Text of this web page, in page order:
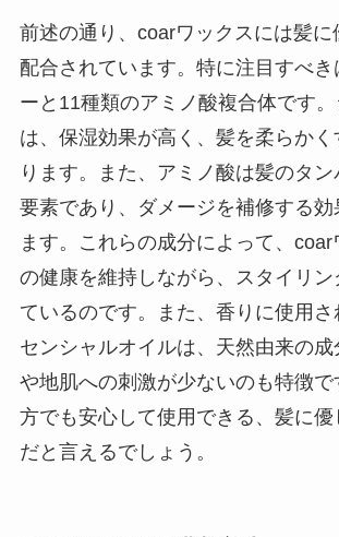
前述の通り、coarワックスには髪に
配合されています。特に注目すべき
ーと11種類のアミノ酸複合体です
は、保湿効果が高く、髪を柔らか
ります。また、アミノ酸は髪のタ
要素であり、ダメージを補修する効
ます。これらの成分によって、
の健康を維持しながら、スタイリン
ているのです。また、香りに使用さ
センシャルオイルは、天然由来の
や地肌への刺激が少ないのも特徴
方でも安心して使用できる、髪に優
だと言えるでしょう。